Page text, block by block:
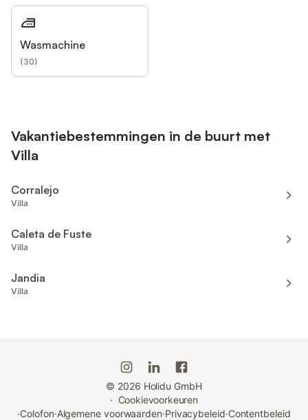
Wasmachine
(30)
Vakantiebestemmingen in de buurt met
Villa
Corralejo
Villa
Caleta de Fuste
Villa
Jandia
Villa
© 2026 Holidu GmbH
· Cookievoorkeuren
·Colofon·Algemene voorwaarden·Privacybeleid·Contentbeleid